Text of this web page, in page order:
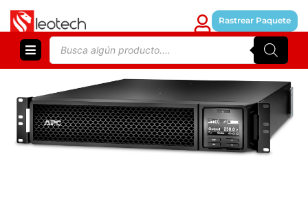
content
Rastrear Paquete
Products
search